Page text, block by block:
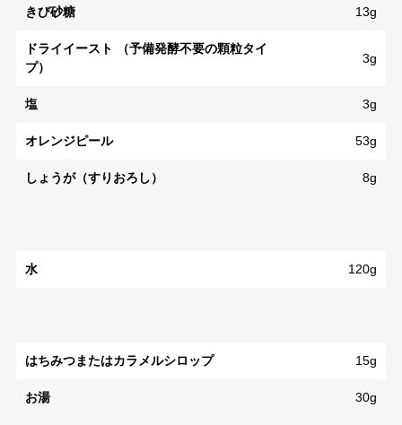
きび砂糖 13g
ドライイースト （予備発酵不要の顆粒タイ
プ）
3g
塩 3g
オレンジピール 53g
しょうが（すりおろし） 8g
水 120g
はちみつまたはカラメルシロップ 15g
お湯 30g